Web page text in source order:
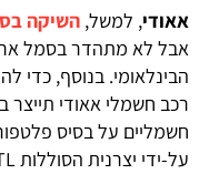
אאודי, למשל, השיקה
אבל לא מתהדר בסמל
הבינלאומי. בנוסף, כדי
רכב חשמלי אאודי תייצר
חשמליים על בסיס
על-ידי יצרנית הסוללות CATL.